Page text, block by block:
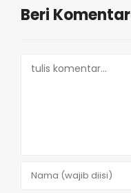
Beri Komentar